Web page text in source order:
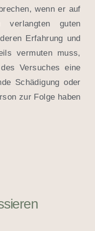
wenn er auf
guten
Erfahrung und
vermuten muss,
Versuches eine
Schädigung oder
zur Folge haben